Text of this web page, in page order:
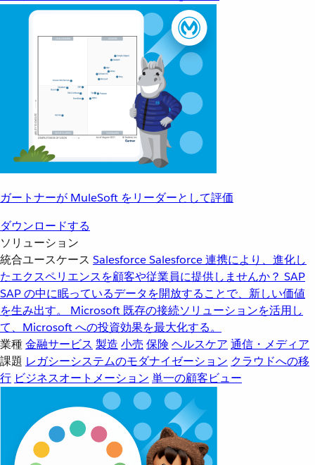
ガートナーが MuleSoft をリーダーとして評価
ダウンロードする
ソリューション
統合ユースケース SalesforceSalesforce 連携により、進化し
たエクスペリエンスを顧客や従業員に提供しませんか？ SAP
SAP の中に眠っているデータを開放することで、新しい価値
を生み出す。
Microsoft 既存の接続ソリューションを活用し
て、Microsoft への投資効果を最大化する。
業種金融サービス 製造 小売 保険 ヘルスケア 通信・メディア
課題 レガシーシステムのモダナイゼーション クラウドへの移
行 ビジネスオートメーション 単一の顧客ビュー